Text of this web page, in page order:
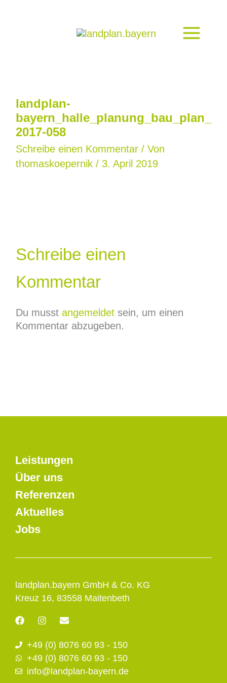
landplan-
bayern_halle_planung_bau_plan_
2017-058
Schreibe einen Kommentar / Von
thomaskoepernik / 3. April 2019
Schreibe einen
Kommentar
Du musst angemeldetsein, um einen
Kommentar abzugeben.
landplan.bayern GmbH & Co. KG
Kreuz 16, 83558 Maitenbeth
F
a
e
b
o
o
I
n
t
a
g
r
E
e
l
o
p
+49 (0) 8076 60 93 - 150
+49 (0) 8076 60 93 - 150
info@landplan-bayern.de
Leistungen
Über uns
Referenzen
Aktuelles
Jobs